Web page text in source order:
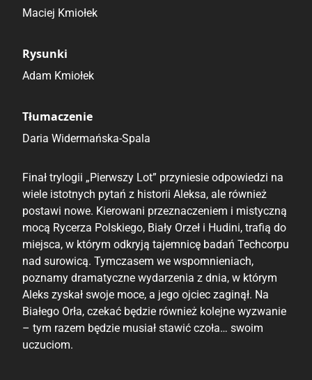
Maciej Kmiołek
Rysunki
Adam Kmiołek
Tłumaczenie
Daria Widermańska-Spala
Finał trylogii „Pierwszy Lot” przyniesie odpowiedzi na
wiele istotnych pytań z historii Aleksa, ale również
postawi nowe. Kierowani przeznaczeniem i mistyczną
mocą Rycerza Polskiego, Biały Orzeł i Hudini, trafią do
miejsca, w którym odkryją tajemnicę badań Techcorpu
nad surowicą. Tymczasem we wspomnieniach,
poznamy dramatyczne wydarzenia z dnia, w którym
Aleks zyskał swoje moce, a jego ojciec zaginął. Na
Białego Orła, czekać będzie również kolejne wyzwanie
– tym razem będzie musiał stawić czoła… swoim
uczuciom.